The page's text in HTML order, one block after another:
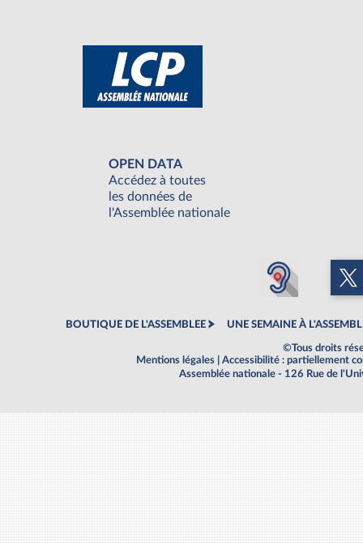
OPEN DATA
Accédez à toutes
les données de
l'Assemblée nationale
BOUTIQUE DE L'ASSEMBLEE UNE SEMAINE À
©Tous droits
Mentions légales
Accessibilité : partiellement
Assemblée nationale - 126 Rue de